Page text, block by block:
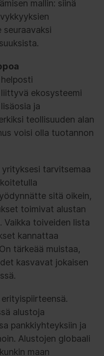
mallin: siinä
ekosysteemi
ja
teollisuuden alan
voisi olla tuotannon
tarvitsemaa
sitä oikein,
toimivat alustan
Vaikka toiveiden lista
kannattaa
tärkeää muistaa,
kasvavat jokaisen
alustoja
pankkiyhteyksiin ja
Alustojen globaali
maan